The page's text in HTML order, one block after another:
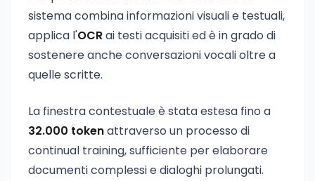
sistema combina informazioni visuali e testuali,
applica l'OCRai testi acquisiti ed è in grado di
sostenere anche conversazioni vocali oltre a
quelle scritte.
La finestra contestuale è stata estesa fino a
32.000 tokenattraverso un processo di
continual training, sufficiente per elaborare
documenti complessi e dialoghi prolungati.